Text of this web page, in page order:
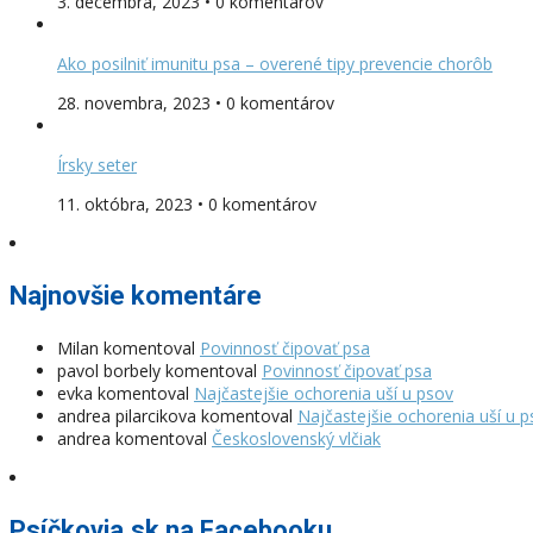
Ako posilniť imunitu psa – overené tipy prevencie chorôb
28. novembra, 2023 • 0 komentárov
Írsky seter
11. októbra, 2023 • 0 komentárov
Najnovšie komentáre
Milan komentoval Povinnosť čipovať psa
pavol borbely komentoval Povinnosť čipovať psa
evka komentoval Najčastejšie ochorenia uší u psov
andrea pilarcikova komentoval Najčastejšie ochorenia uší u
andrea komentoval Československý vlčiak